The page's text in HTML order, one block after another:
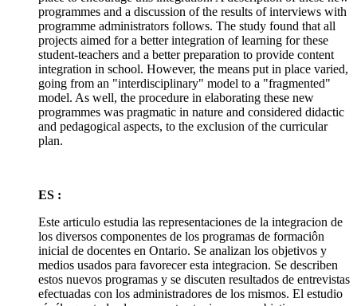
programmes and a discussion of the results of interviews with
programme administrators follows. The study found that all
projects aimed for a better integration of learning for these
student-teachers and a better preparation to provide content
integration in school. However, the means put in place varied,
going from an "interdisciplinary" model to a "fragmented"
model. As well, the procedure in elaborating these new
programmes was pragmatic in nature and considered didactic
and pedagogical aspects, to the exclusion of the curricular
plan.
ES :
Este articulo estudia las representaciones de la integracion de
los diversos componentes de los programas de formaciôn
inicial de docentes en Ontario. Se analizan los objetivos y
medios usados para favorecer esta integracion. Se describen
estos nuevos programas y se discuten resultados de entrevistas
efectuadas con los administradores de los mismos. El estudio